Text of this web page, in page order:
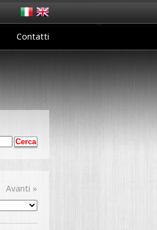
Contatti
Avanti »